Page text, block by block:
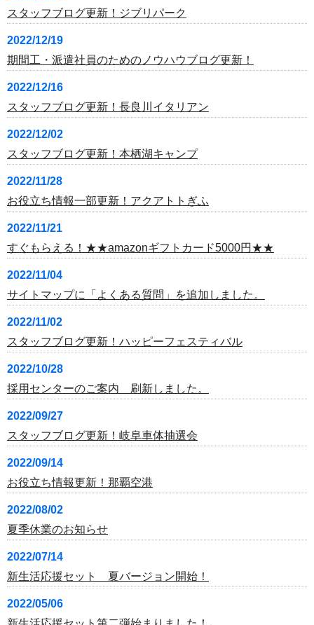
スタッフブログ更新！ジブリパーク
2022/12/19
期間工・派遣社員のためのノウハウブログ更新！
2022/12/16
スタッフブログ更新！長良川イタリアン
2022/12/02
スタッフブログ更新！本栖湖キャンプ
2022/11/28
お役立ち情報一部更新！アクアトトぎふ
2022/11/21
すぐもらえる！★★amazonギフトカード5000円★★
2022/11/04
サイトマップに「よくある質問」を追加しました。
2022/11/02
スタッフブログ更新！ハッピーフェスティバル
2022/10/28
採用センターのご案内 刷新しました。
2022/09/27
スタッフブログ更新！岐阜車体抽選会
2022/09/14
お役立ち情報更新！那覇空港
2022/08/02
夏季休業のお知らせ
2022/07/14
新生活応援セット 夏バージョン開始！
2022/05/06